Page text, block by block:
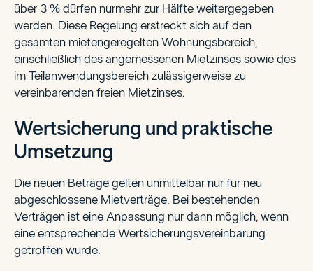
über 3 % dürfen nurmehr zur Hälfte weitergegeben
werden. Diese Regelung erstreckt sich auf den
gesamten mietengeregelten Wohnungsbereich,
einschließlich des angemessenen Mietzinses sowie des
im Teilanwendungsbereich zulässigerweise zu
vereinbarenden freien Mietzinses.
Wertsicherung und praktische
Umsetzung
Die neuen Beträge gelten unmittelbar nur für neu
abgeschlossene Mietverträge. Bei bestehenden
Verträgen ist eine Anpassung nur dann möglich, wenn
eine entsprechende Wertsicherungsvereinbarung
getroffen wurde.